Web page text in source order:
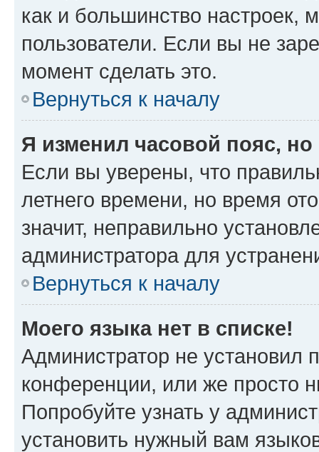
как и большинство настроек,
пользователи. Если вы не
момент сделать это.
Вернуться к началу
Я изменил часовой пояс,
Если вы уверены, что
летнего времени, но время
значит, неправильно
администратора для
Вернуться к началу
Моего языка нет в списке!
Администратор не установил
конференции, или же просто
Попробуйте узнать у
установить нужный вам